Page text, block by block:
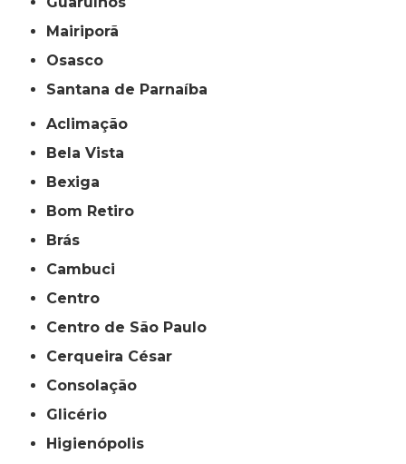
Mairiporã
Osasco
Santana de Parnaíba
Aclimação
Bela Vista
Bexiga
Bom Retiro
Brás
Cambuci
Centro
Centro de São Paulo
Cerqueira César
Consolação
Glicério
Higienópolis